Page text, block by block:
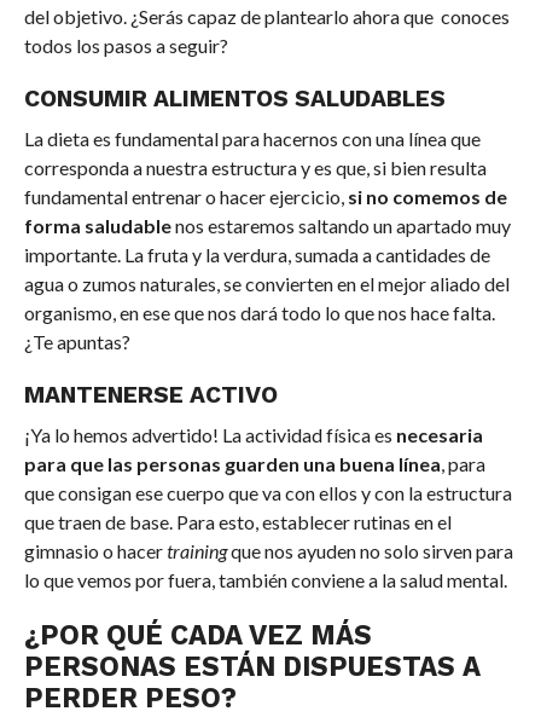
del objetivo. ¿Serás capaz de plantearlo ahora que conoces
todos los pasos a seguir?
CONSUMIR ALIMENTOS SALUDABLES
La dieta es fundamental para hacernos con una línea que
corresponda a nuestra estructura y es que, si bien resulta
fundamental entrenar o hacer ejercicio, si no comemos de
forma saludablenos estaremos saltando un apartado muy
importante. La fruta y la verdura, sumada a cantidades de
agua o zumos naturales, se convierten en el mejor aliado del
organismo, en ese que nos dará todo lo que nos hace falta.
¿Te apuntas?
MANTENERSE ACTIVO
¡Ya lo hemos advertido! La actividad física es necesaria
para que las personas guarden una buena línea, para
que consigan ese cuerpo que va con ellos y con la estructura
que traen de base. Para esto, establecer rutinas en el
gimnasio o hacertrainingque nos ayuden no solo sirven para
lo que vemos por fuera, también conviene a la salud mental.
¿POR QUÉ CADA VEZ MÁS
PERSONAS ESTÁN DISPUESTAS A
PERDER PESO?